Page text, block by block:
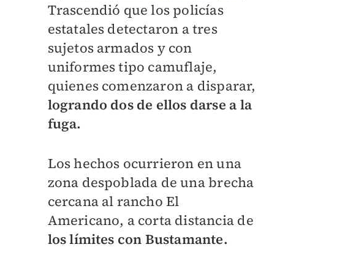
Trascendió que los policías
estatales detectaron a tres
sujetos armados y con
uniformes tipo camuflaje,
quienes comenzaron a disparar,
logrando dos de ellos darse a la
fuga.
Los hechos ocurrieron en una
zona despoblada de una brecha
cercana al rancho El
Americano, a corta distancia de
los límites con Bustamante.